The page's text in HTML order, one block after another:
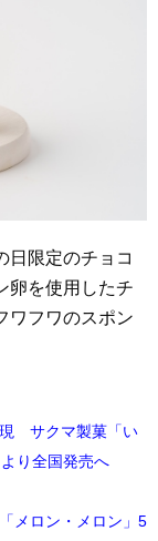
日限定のチョコ
卵を使用したチ
ワフワのスポン
現 サクマ製菓「い
り全国発売へ
メロン・メロン」5